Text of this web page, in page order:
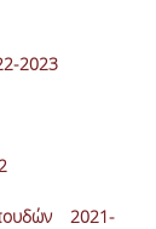
2023
2021-